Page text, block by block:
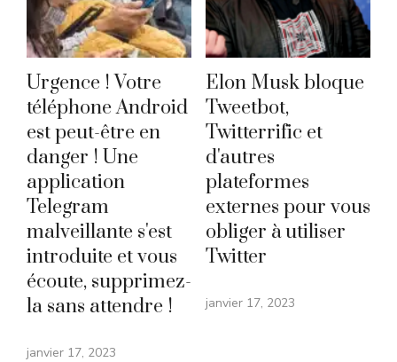
Urgence ! Votre
téléphone Android
est peut-être en
danger ! Une
application
Telegram
malveillante s'est
introduite et vous
écoute, supprimez-
la sans attendre !
janvier 17, 2023
Elon Musk bloque
Tweetbot,
Twitterrific et
d'autres
plateformes
externes pour vous
obliger à utiliser
Twitter
janvier 17, 2023